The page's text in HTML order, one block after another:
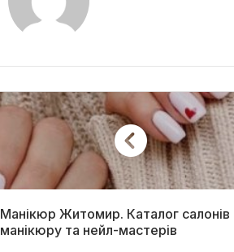
Манікюр Житомир. Каталог салонів
манікюру та нейл-мастерів